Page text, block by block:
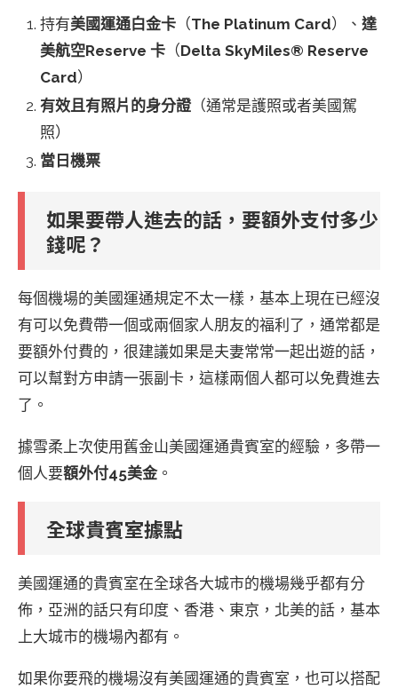
持有美國運通白金卡 （The Platinum Card）、 達
美航空Reserve 卡 （Delta SkyMiles® Reserve
Card）
有效且有照片的身分證 （通常是護照或者美國駕
照）
當日機票
如果要帶人進去的話，要額外支付多少
錢呢？
每個機場的美國運通規定不太一樣，基本上現在已經沒
有可以免費帶一個或兩個家人朋友的福利了，通常都是
要額外付費的，很建議如果是夫妻常常一起出遊的話，
可以幫對方申請一張副卡，這樣兩個人都可以免費進去
了。
據雪柔上次使用舊金山美國運通貴賓室的經驗，多帶一
個人要額外付45美金。
全球貴賓室據點
美國運通的貴賓室在全球各大城市的機場幾乎都有分
佈，亞洲的話只有印度、香港、東京，北美的話，基本
上大城市的機場內都有。
如果你要飛的機場沒有美國運通的貴賓室，也可以搭配